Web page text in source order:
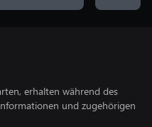
erhalten während des
und zugehörigen